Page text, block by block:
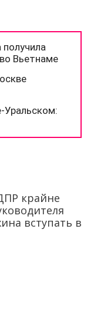
крайне
вступать в